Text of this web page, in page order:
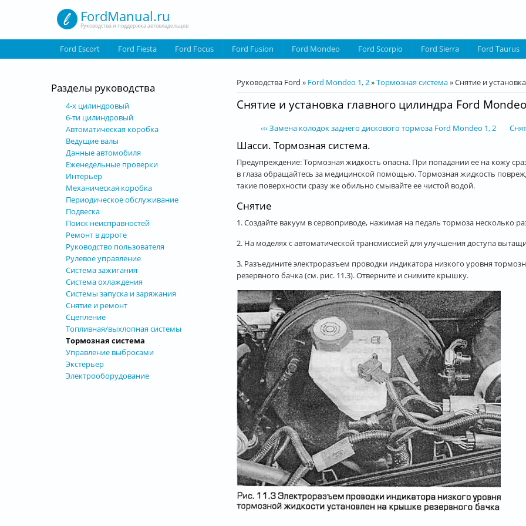
FordManual.ru
Руководства и поддержка автовладельцев
Ford Escort Ford Fiesta Ford Focus Ford Fusion Ford Mondeo Ford Scorpio Ford Sierra Ford Taurus
Вы здесь
Руководства Ford » Ford Mondeo 1, 2»Тормозная система»Снятие и
Снятие и установка главного цилиндра Ford
‹‹‹ Замена колодок заднего дискового тормоза Ford Mondeo 1, 2
Шасси. Тормозная система.
Предупреждение: Тормозная жидкость опасна. При попадании ее на кожу
в глаза обращайтесь за медицинской помощью. Тормозная жидкость
такие поверхности сразу же обильно смывайте ее чистой водой.
Снятие
1. Создайте вакуум в сервоприводе, нажимая на педаль тормоза несколько
2. На моделях с автоматической трансмиссией для улучшения доступа
3. Разъедините электроразъем проводки индикатора низкого уровня
резервного бачка (см. рис. 11.3). Отверните и снимите крышку.
Разделы руководства
4-х цилиндровый
6-ти цилиндровый
Автоматическая коробка
Ведущие валы
Данные автомобиля
Еженедельные проверки
Интерьер
Механическая коробка
Периодическое обслуживание
Подвеска
Поиск неисправностей
Ремонт в дороге
Руководство пользователя
Рулевое управление
Система зажигания
Система охлаждения
Системы запуска и заряжания
Снятие и ремонт
Сцепление
Топливная/выхлопная системы
Тормозная система
Управление выбросами
Экстерьер
Электрооборудование